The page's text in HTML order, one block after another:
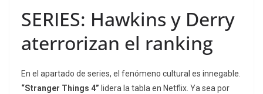
SERIES: Hawkins y Derry
aterrorizan el ranking
En el apartado de series, el fenómeno cultural es innegable.
“Stranger Things 4” lidera la tabla en Netflix. Ya sea por